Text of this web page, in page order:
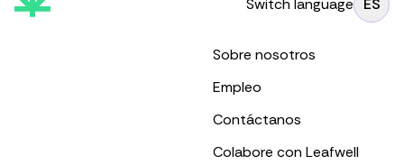
Switch language ES
Sobre nosotros
Empleo
Contáctanos
Colabore con Leafwell